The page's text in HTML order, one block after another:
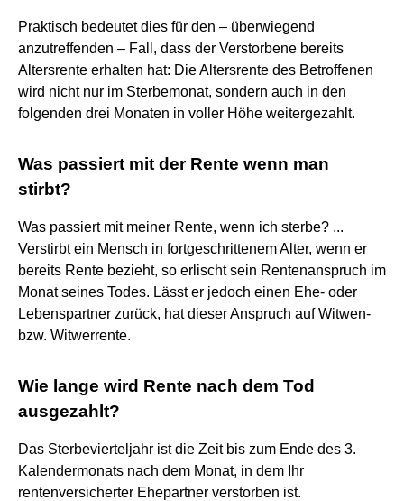
Praktisch bedeutet dies für den – überwiegend
anzutreffenden – Fall, dass der Verstorbene bereits
Altersrente erhalten hat: Die Altersrente des Betroffenen
wird nicht nur im Sterbemonat, sondern auch in den
folgenden drei Monaten in voller Höhe weitergezahlt.
Was passiert mit der Rente wenn man
stirbt?
Was passiert mit meiner Rente, wenn ich sterbe? ...
Verstirbt ein Mensch in fortgeschrittenem Alter, wenn er
bereits Rente bezieht, so erlischt sein Rentenanspruch im
Monat seines Todes. Lässt er jedoch einen Ehe- oder
Lebenspartner zurück, hat dieser Anspruch auf Witwen-
bzw. Witwerrente.
Wie lange wird Rente nach dem Tod
ausgezahlt?
Das Sterbevierteljahr ist die Zeit bis zum Ende des 3.
Kalendermonats nach dem Monat, in dem Ihr
rentenversicherter Ehepartner verstorben ist.